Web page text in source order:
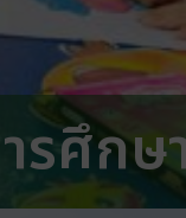
รศึกษ